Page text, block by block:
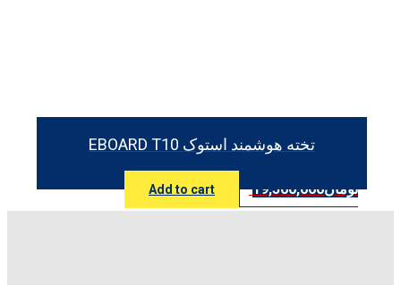
تخته هوشمند استوک EBOARD T10
تومان19,500,000
Add to cart